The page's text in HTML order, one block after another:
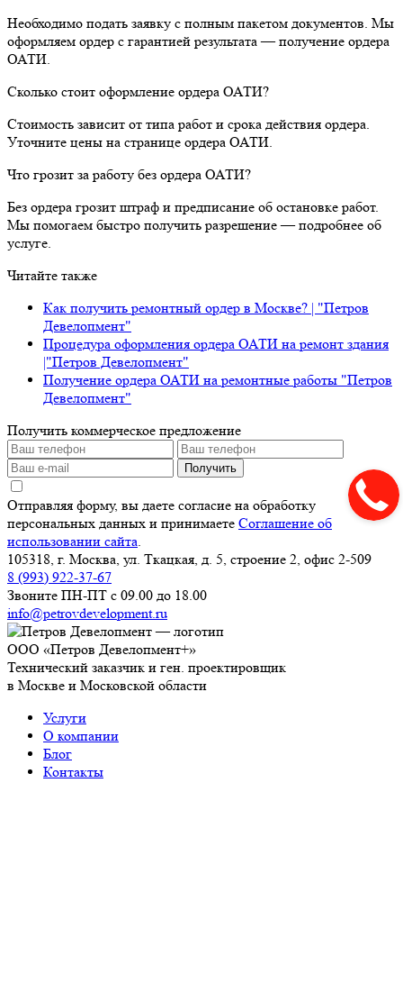
Необходимо подать заявку с полным пакетом документов. Мы
оформляем ордер с гарантией результата — получение ордера
ОАТИ.
Сколько стоит оформление ордера ОАТИ?
Стоимость зависит от типа работ и срока действия ордера.
Уточните цены на странице ордера ОАТИ.
Что грозит за работу без ордера ОАТИ?
Без ордера грозит штраф и предписание об остановке работ.
Мы помогаем быстро получить разрешение — подробнее об
услуге.
Читайте также
Как получить ремонтный ордер в Москве? | "Петров
Девелопмент"
Процедура оформления ордера ОАТИ на ремонт здания
|"Петров Девелопмент"
Получение ордера ОАТИ на ремонтные работы "Петров
Девелопмент"
Получить коммерческое предложение
Получить
Отправляя форму, вы даете согласие на обработку
персональных данных и принимаете Соглашение об
использовании сайта
105318, г. Москва, ул. Ткацкая, д. 5, строение 2, офис 2-509
8 (993) 922-37-67
Звоните ПН-ПТ с 09.00 до 18.00
info@petrovdevelopment.ru
ООО «Петров Девелопмент+»
Технический заказчик и ген. проектировщик
в Москве и Московской области
Услуги
О компании
Блог
Контакты